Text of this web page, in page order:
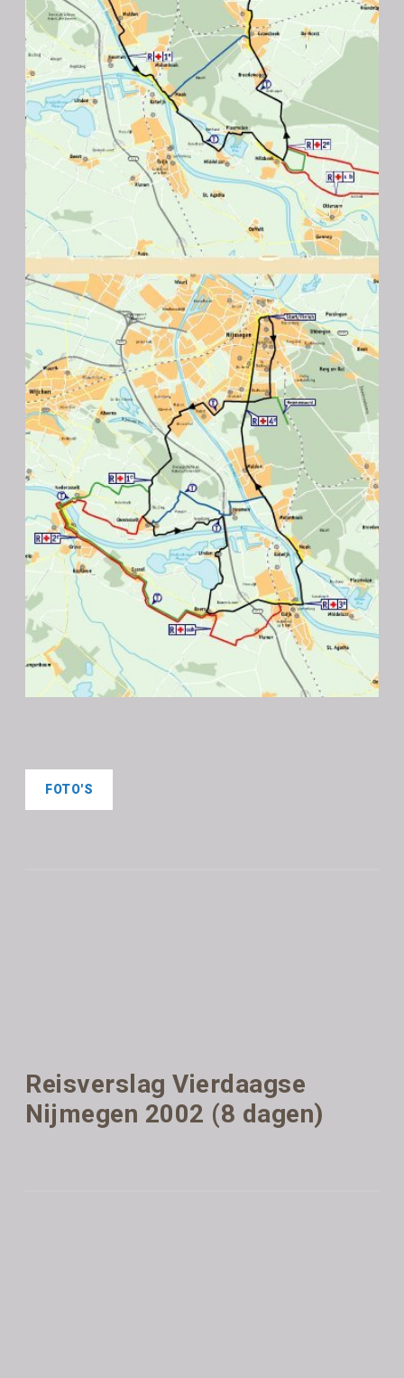
FOTO'S
Reisverslag Vierdaagse
Nijmegen 2002 (8 dagen)